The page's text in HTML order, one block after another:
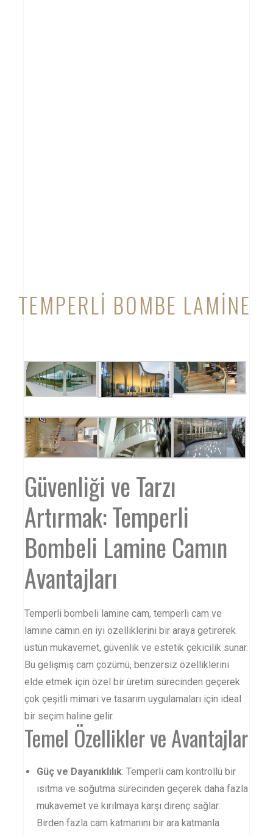
TEMPERLI BOMBE LAMINE
Güvenliği ve Tarzı
Artırmak: Temperli
Bombeli Lamine Camın
Avantajları
Temperli bombeli lamine cam, temperli cam ve
lamine camın en iyi özelliklerini bir araya getirerek
üstün mukavemet, güvenlik ve estetik çekicilik sunar.
Bu gelişmiş cam çözümü, benzersiz özelliklerini
elde etmek için özel bir üretim sürecinden geçerek
çok çeşitli mimari ve tasarım uygulamaları için ideal
bir seçim haline gelir.
Temel Özellikler ve Avantajlar
Güç ve Dayanıklılık: Temperli cam kontrollü bir
ısıtma ve soğutma sürecinden geçerek daha fazla
mukavemet ve kırılmaya karşı direnç sağlar.
Birden fazla cam katmanını bir ara katmanla